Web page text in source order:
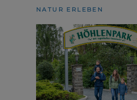
NATUR ERLEBEN